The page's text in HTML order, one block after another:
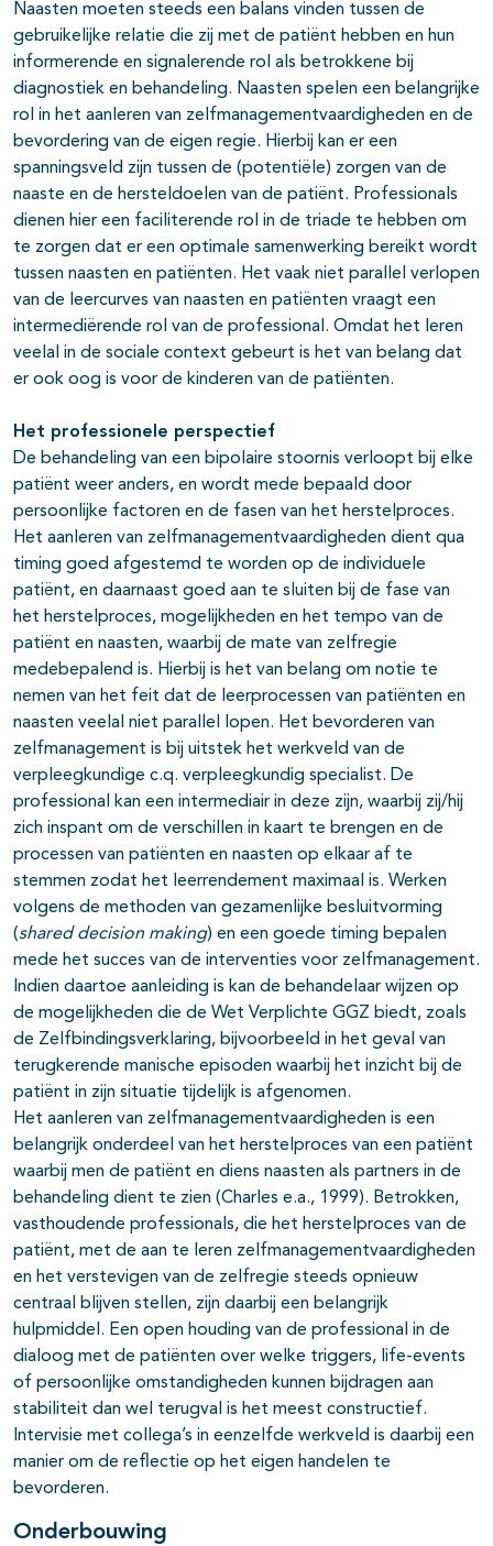
Naasten moeten steeds een balans vinden tussen de
gebruikelijke relatie die zij met de patiënt hebben en hun
informerende en signalerende rol als betrokkene bij
diagnostiek en behandeling. Naasten spelen een belangrijke
rol in het aanleren van zelfmanagementvaardigheden en de
bevordering van de eigen regie. Hierbij kan er een
spanningsveld zijn tussen de (potentiële) zorgen van de
naaste en de hersteldoelen van de patiënt. Professionals
dienen hier een faciliterende rol in de triade te hebben om
te zorgen dat er een optimale samenwerking bereikt wordt
tussen naasten en patiënten. Het vaak niet parallel verlopen
van de leercurves van naasten en patiënten vraagt een
intermediërende rol van de professional. Omdat het leren
veelal in de sociale context gebeurt is het van belang dat
er ook oog is voor de kinderen van de patiënten.
Het professionele perspectief
De behandeling van een bipolaire stoornis verloopt bij elke
patiënt weer anders, en wordt mede bepaald door
persoonlijke factoren en de fasen van het herstelproces.
Het aanleren van zelfmanagementvaardigheden dient qua
timing goed afgestemd te worden op de individuele
patiënt, en daarnaast goed aan te sluiten bij de fase van
het herstelproces, mogelijkheden en het tempo van de
patiënt en naasten, waarbij de mate van zelfregie
medebepalend is. Hierbij is het van belang om notie te
nemen van het feit dat de leerprocessen van patiënten en
naasten veelal niet parallel lopen. Het bevorderen van
zelfmanagement is bij uitstek het werkveld van de
verpleegkundige c.q. verpleegkundig specialist. De
professional kan een intermediair in deze zijn, waarbij zij/hij
zich inspant om de verschillen in kaart te brengen en de
processen van patiënten en naasten op elkaar af te
stemmen zodat het leerrendement maximaal is. Werken
volgens de methoden van gezamenlijke besluitvorming
(shared decision making) en een goede timing bepalen
mede het succes van de interventies voor zelfmanagement.
Indien daartoe aanleiding is kan de behandelaar wijzen op
de mogelijkheden die de Wet Verplichte GGZ biedt, zoals
de Zelfbindingsverklaring, bijvoorbeeld in het geval van
terugkerende manische episoden waarbij het inzicht bij de
patiënt in zijn situatie tijdelijk is afgenomen.
Het aanleren van zelfmanagementvaardigheden is een
belangrijk onderdeel van het herstelproces van een patiënt
waarbij men de patiënt en diens naasten als partners in de
behandeling dient te zien (Charles e.a., 1999). Betrokken,
vasthoudende professionals, die het herstelproces van de
patiënt, met de aan te leren zelfmanagementvaardigheden
en het verstevigen van de zelfregie steeds opnieuw
centraal blijven stellen, zijn daarbij een belangrijk
hulpmiddel. Een open houding van de professional in de
dialoog met de patiënten over welke triggers, life-events
of persoonlijke omstandigheden kunnen bijdragen aan
stabiliteit dan wel terugval is het meest constructief.
Intervisie met collega’s in eenzelfde werkveld is daarbij een
manier om de reflectie op het eigen handelen te
bevorderen.
Onderbouwing